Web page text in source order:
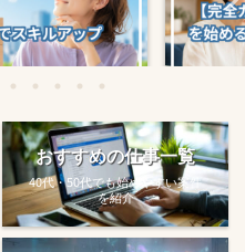
スキルアップする
も使え...
【完全ガ
おすすめの仕事一覧
40代・50代でも始めやすい案件
を紹介